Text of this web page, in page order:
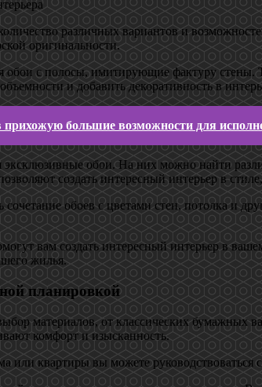
различных вариантов и
оригинальности.
с полосы, имитирующие фактуру
и добавить декоративность в
прихожую большие возможности для
обои. На них можно найти
создать интересный интерьер в
обоев с цветами стен, потолка и
вам создать интересный интерьер в
жилья.
планировкой
материалов, от классических бумажных
комфорт и изысканность.
или квартиры вы можете